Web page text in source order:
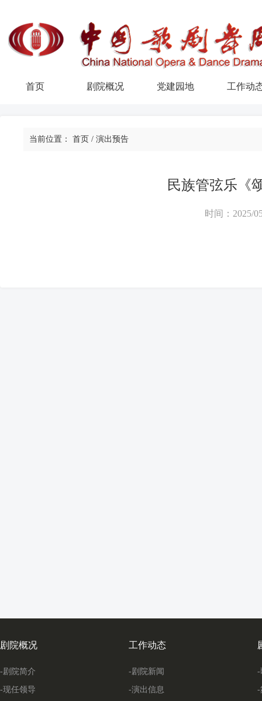
首页 剧院概况 党建园地 工作动
当前位置： 首页 / 演出预告
民族管弦乐《
时间：2025/
剧院概况
-剧院简介
-现任领导
工作动态
-剧院新闻
-演出信息
-
-